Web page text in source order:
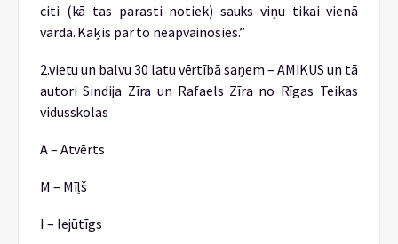
citi (kā tas parasti notiek) sauks viņu tikai vienā
vārdā. Kaķis par to neapvainosies.”
2.vietu un balvu 30 latu vērtībā saņem – AMIKUS un tā
autori Sindija Zīra un Rafaels Zīra no Rīgas Teikas
vidusskolas
A – Atvērts
M – Mīļš
I – Iejūtīgs